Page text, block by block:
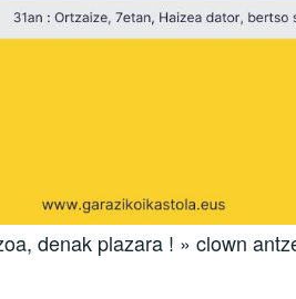
denak plazara ! » clown